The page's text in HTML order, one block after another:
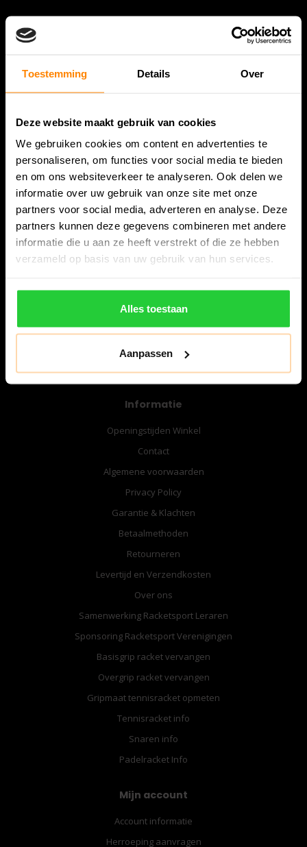
Toestemming Details Over
Deze website maakt gebruik van cookies
We gebruiken cookies om content en advertenties te
personaliseren, om functies voor social media te bieden
en om ons websiteverkeer te analyseren. Ook delen we
informatie over uw gebruik van onze site met onze
partners voor social media, adverteren en analyse. Deze
partners kunnen deze gegevens combineren met andere
informatie die u aan ze heeft verstrekt of die ze hebben
verzameld op basis van uw gebruik van hun services.
Alles toestaan
Aanpassen
Bespanracket.nl is dé racketspecialist van Lelystad en
omstreken.
Snijdersstraat 6
8224 AA Lelystad
Nederland
06-57276080
info@bespanracket.nl
Informatie
Openingstijden Winkel
Contact
Algemene voorwaarden
Privacy Policy
Garantie & Klachten
Betaalmethoden
Retourneren
Levertijd en Verzendkosten
Over ons
Samenwerking Racketsport Leraren
Sponsoring Racketsport Verenigingen
Basisgrip racket vervangen
Overgrip racket vervangen
Gripmaat tennisracket opmeten
Tennisracket info
Snaren info
Padelracket Info
Mijn account
Account informatie
Herroeping aanvragen